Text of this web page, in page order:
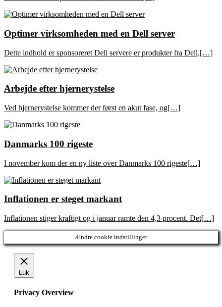
Optimer virksomheden med en Dell server
Dette indhold er sponsoreret Dell servere er produkter fra Dell,[…]
Arbejde efter hjernerystelse
Ved hjernerystelse kommer der først en akut fase, og[…]
Danmarks 100 rigeste
I november kom der en ny liste over Danmarks 100 rigeste[…]
Inflationen er steget markant
Inflationen stiger kraftigt og i januar ramte den 4,3 procent. Det[…]
Ændre cookie indstillinger
Luk
Privacy Overview